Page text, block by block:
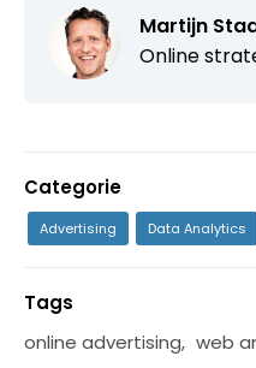
Martijn
Online
Categorie
Advertising Data Analytics
Tags
online advertising, web